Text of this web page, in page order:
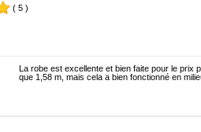
( 5 )
La robe est excellente et bien faite pour le
que 1,58 m, mais cela a bien fonctionné en